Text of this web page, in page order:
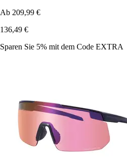
Ab 209,99 €
136,49 €
Sparen Sie 5% mit dem Code EXTRA